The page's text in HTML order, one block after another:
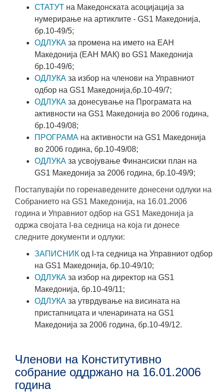
СТАТУТ на Македонската асоцијација за
нумерирање на артиклите - GS1 Македонија,
бр.10-49/5;
ОДЛУКА за промена на името на ЕАН
Македонија (ЕАН МАК) во GS1 Македонија
бр.10-49/6;
ОДЛУКА за избор на членови на Управниот
одбор на GS1 Македонија,бр.10-49/7;
ОДЛУКА за донесување на Програмата на
активности на GS1 Македонија во 2006 година,
бр.10-49/08;
ПРОГРАМА на активности на GS1 Македонија
во 2006 година, бр.10-49/08;
ОДЛУКА за усвојување Финансиски план на
GS1 Македонија за 2006 година, бр.10-49/9;
Постапувајќи по горенаведените донесени одлуки на
Собранието на GS1 Македонија, на 16.01.2006
година и Управниот одбор на GS1 Македонија ја
одржа својата I-ва седница на која ги донесе
следните документи и одлуки:
ЗАПИСНИК од I-та седница на Управниот одбор
на GS1 Македонија, бр.10-49/10;
ОДЛУКА за избор на директор на GS1
Македонија, бр.10-49/11;
ОДЛУКА за утврдување на висината на
пристапницата и членарината на GS1
Македонија за 2006 година, бр.10-49/12.
Членови на Конститутивно
собрание оддржано на 16.01.2006
година